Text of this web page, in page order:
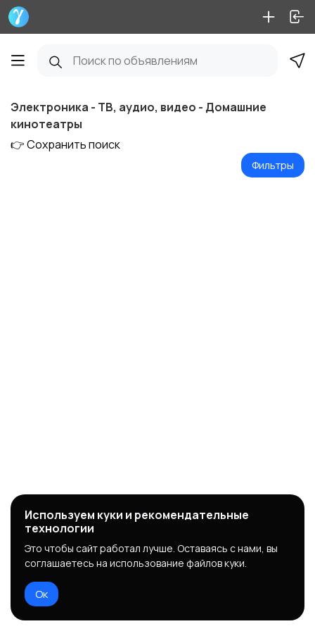
Электроника - ТВ, аудио, видео - Домашние
кинотеатры
👉 Сохранить поиск
Фильтры
Используем куки и рекомендательные
технологии
Это чтобы сайт работал лучше. Оставаясь с нами, вы
соглашаетесь на использование файлов куки.
Ок